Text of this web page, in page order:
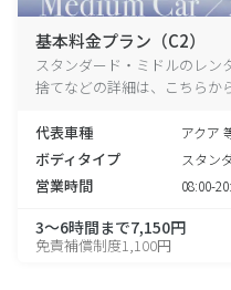
基本料金プラン（C2）
スタンダード・ミドルのレン
捨てなどの詳細は、こちらか
代表車種 アクア
ボディタイプ スタン
営業時間 08:00-
3～6時間まで7,150円
免責補償制度1,100円